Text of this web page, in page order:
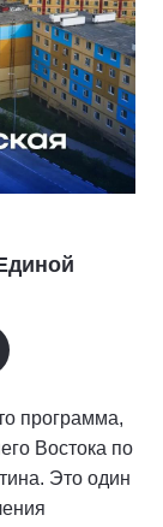
программа,
Востока по
Это один